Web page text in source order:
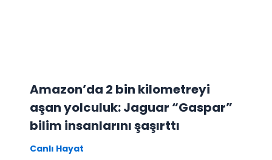
Amazon’da 2 bin kilometreyi
aşan yolculuk: Jaguar “Gaspar”
bilim insanlarını şaşırttı
Canlı Hayat